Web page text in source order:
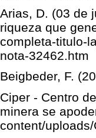
Arias, D. (03 de
riqueza que
completa-titulo-
nota-32462.htm
Beigbeder, F.
Ciper - Centro
minera se
content/